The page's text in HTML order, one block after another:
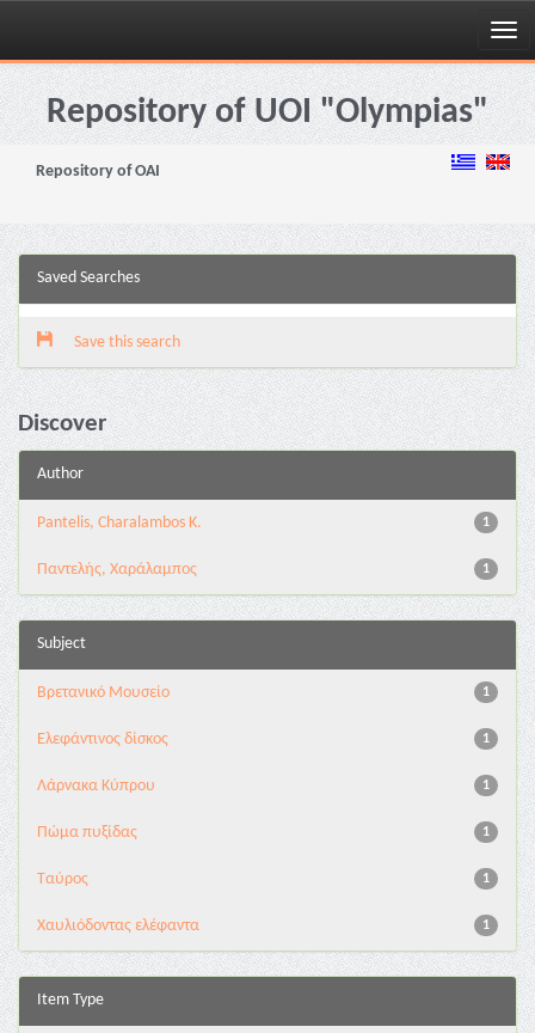
Skip
navigationRepository of UOI "Olympias"
Repository of OAI
Saved Searches
Save this search
Discover
Author
1
Pantelis, Charalambos K.
1
Παντελής, Χαράλαμπος
Subject
1
Βρετανικό Μουσείο
1
Ελεφάντινος δίσκος
1
Λάρνακα Κύπρου
1
Πώμα πυξίδας
1
Ταύρος
1
Χαυλιόδοντας ελέφαντα
Item Type